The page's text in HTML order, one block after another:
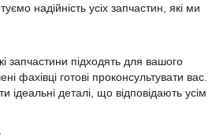
надійність усіх запчастин, які ми
запчастини підходять для вашого
фахівці готові проконсультувати вас.
деталі, що відповідають усім